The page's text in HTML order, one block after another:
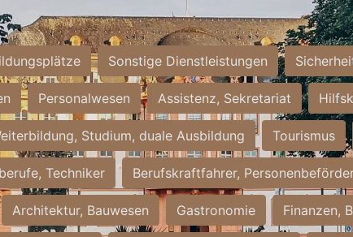
Sonstige Dienstleistungen
Personalwesen Assistenz, Sekretariat
Studium, duale Ausbildung Tourismus
Techniker Berufskraftfahrer,
Architektur, Bauwesen Gastronomie Finanzen,